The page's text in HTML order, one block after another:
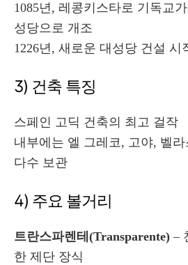
1085년, 레콩키스타로 기독교
성당으로 개조
1226년, 새로운 대성당 건설 시
3) 건축 특징
스페인 고딕 건축의 최고 걸작
내부에는 엘 그레코, 고야, 벨라
다수 보관
4) 주요 볼거리
트란스파렌테(Transparente) –
한 제단 장식